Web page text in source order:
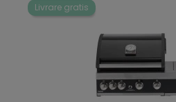
Livrare gratis